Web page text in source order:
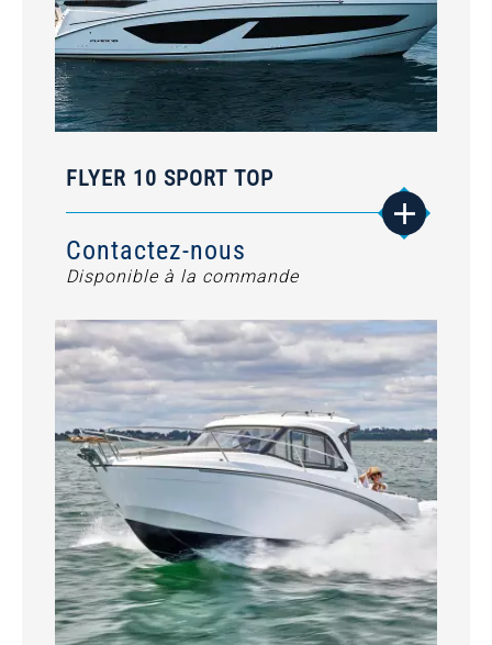
FLYER 10 SPORT TOP
Contactez-nous
Disponible à la commande